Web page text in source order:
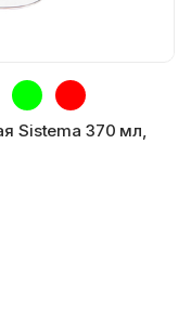
Sistema 370 мл,